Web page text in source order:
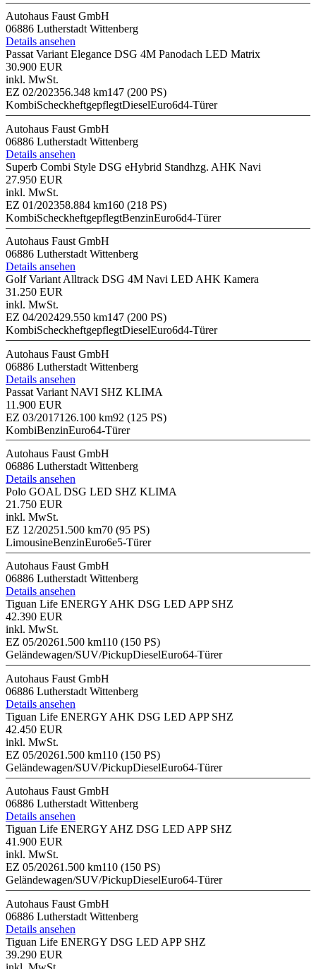
Autohaus Faust GmbH
06886 Lutherstadt Wittenberg
Details ansehen
Passat Variant Elegance DSG 4M Panodach LED Matrix
30.900 EUR
inkl. MwSt.
EZ 02/202356.348 km147 (200 PS)
KombiScheckheftgepflegtDieselEuro6d4-Türer
Autohaus Faust GmbH
06886 Lutherstadt Wittenberg
Details ansehen
Superb Combi Style DSG eHybrid Standhzg. AHK Navi
27.950 EUR
inkl. MwSt.
EZ 01/202358.884 km160 (218 PS)
KombiScheckheftgepflegtBenzinEuro6d4-Türer
Autohaus Faust GmbH
06886 Lutherstadt Wittenberg
Details ansehen
Golf Variant Alltrack DSG 4M Navi LED AHK Kamera
31.250 EUR
inkl. MwSt.
EZ 04/202429.550 km147 (200 PS)
KombiScheckheftgepflegtDieselEuro6d4-Türer
Autohaus Faust GmbH
06886 Lutherstadt Wittenberg
Details ansehen
Passat Variant NAVI SHZ KLIMA
11.900 EUR
EZ 03/2017126.100 km92 (125 PS)
KombiBenzinEuro64-Türer
Autohaus Faust GmbH
06886 Lutherstadt Wittenberg
Details ansehen
Polo GOAL DSG LED SHZ KLIMA
21.750 EUR
inkl. MwSt.
EZ 12/20251.500 km70 (95 PS)
LimousineBenzinEuro6e5-Türer
Autohaus Faust GmbH
06886 Lutherstadt Wittenberg
Details ansehen
Tiguan Life ENERGY AHK DSG LED APP SHZ
42.390 EUR
inkl. MwSt.
EZ 05/20261.500 km110 (150 PS)
Geländewagen/SUV/PickupDieselEuro64-Türer
Autohaus Faust GmbH
06886 Lutherstadt Wittenberg
Details ansehen
Tiguan Life ENERGY AHK DSG LED APP SHZ
42.450 EUR
inkl. MwSt.
EZ 05/20261.500 km110 (150 PS)
Geländewagen/SUV/PickupDieselEuro64-Türer
Autohaus Faust GmbH
06886 Lutherstadt Wittenberg
Details ansehen
Tiguan Life ENERGY AHZ DSG LED APP SHZ
41.900 EUR
inkl. MwSt.
EZ 05/20261.500 km110 (150 PS)
Geländewagen/SUV/PickupDieselEuro64-Türer
Autohaus Faust GmbH
06886 Lutherstadt Wittenberg
Details ansehen
Tiguan Life ENERGY DSG LED APP SHZ
39.290 EUR